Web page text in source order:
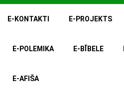
E-KONTAKTI E-PROJEKTS
E-POLEMIKA E-BĪBELE
E-AFIŠA